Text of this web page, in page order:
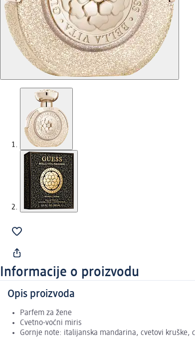
Informacije o proizvodu
Opis proizvoda
Parfem za žene
Cvetno-voćni miris
Gornje note: italijanska mandarina, cvetovi kruške,